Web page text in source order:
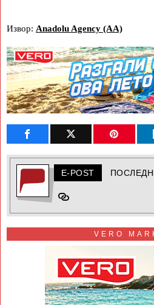
Извор: Anadolu Agency (AA)
E-POST
VERO